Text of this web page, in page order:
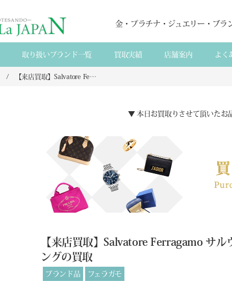
金・プラチナ・ジュエリー・ブラ
取り扱いブランド一覧 買取実績 店舗案内 よく
【来店買取】Salvatore Ferragamo サルヴァトーレ・フェラガモ ガンチーニ スカーフリングの買取
▼ 本日お買取りさせて頂いたお
【来店買取】Salvatore Ferragamo サ
ングの買取
ブランド品 フェラガモ